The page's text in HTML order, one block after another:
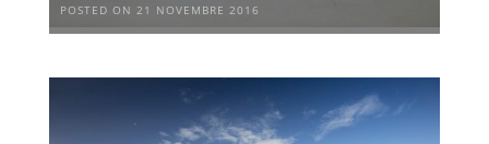
POSTED ON 21 NOVEMBRE 2016